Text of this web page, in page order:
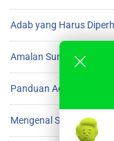
Adab yang Harus
Amalan Sunnah
Panduan Adab Setelah
Mengenal Scam Umroh